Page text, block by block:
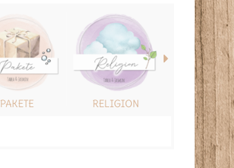
PAKETE RELIGION